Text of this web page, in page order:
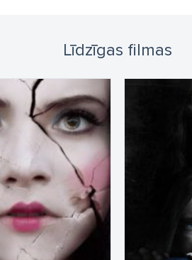
Līdzīgas filmas